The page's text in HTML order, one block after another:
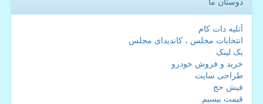
دوستان ما
آتلیه دات کام
انتخابات مجلس ، کاندیدای مجلس
بک لینک
خرید و فروش خودرو
طراحی سایت
فیش حج
قیمت بیسیم